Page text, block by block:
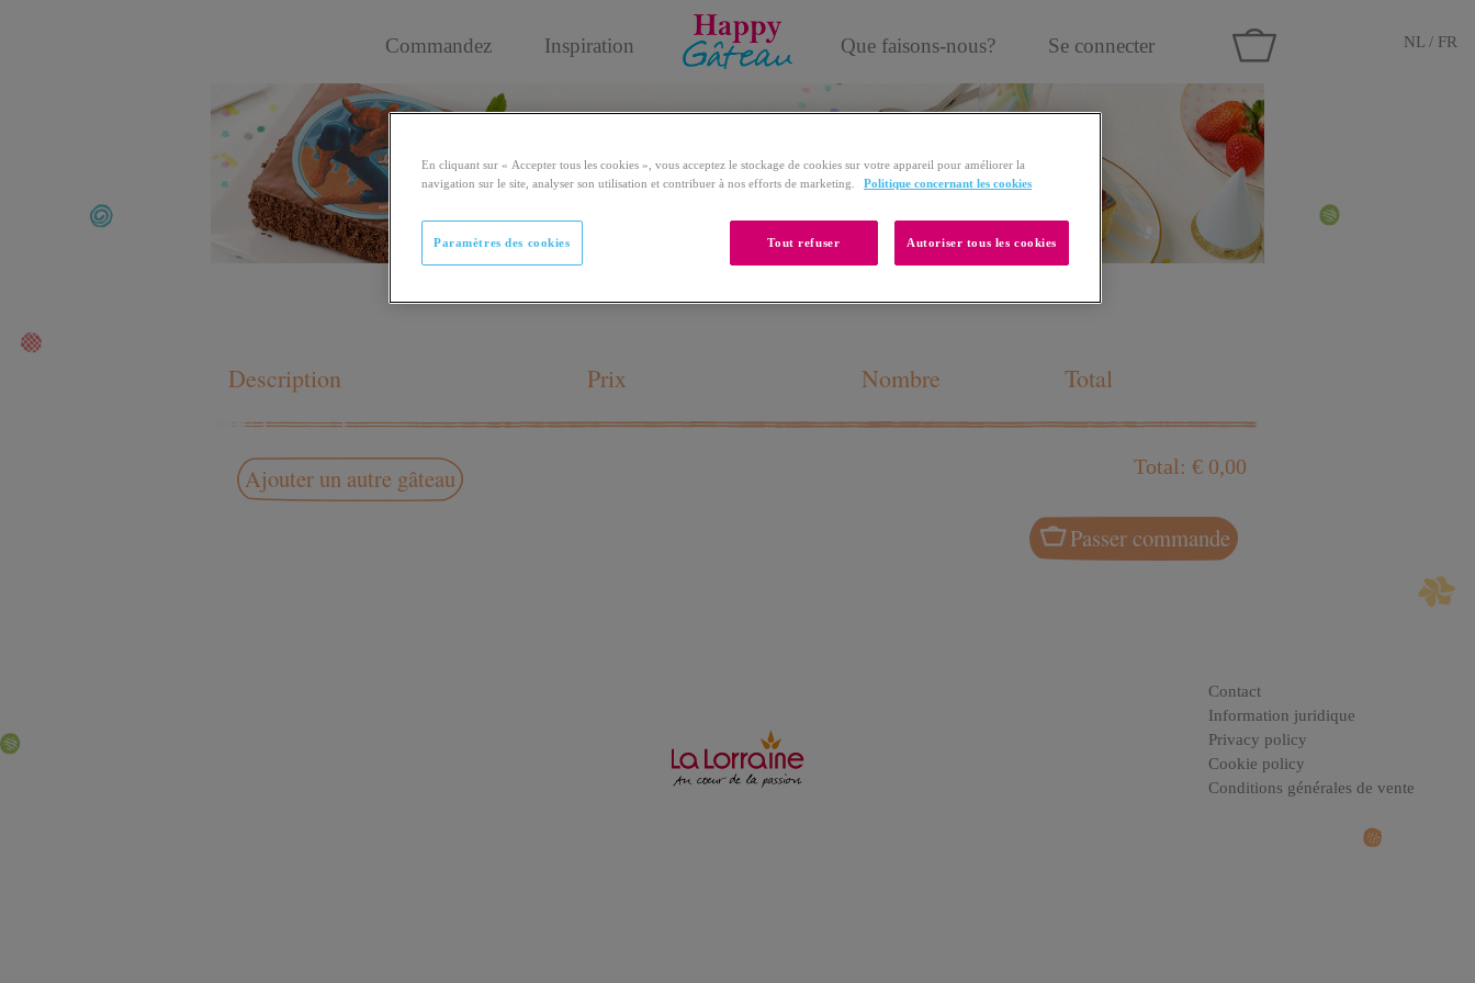
NL / FR
Commandez Inspiration Que faisons-nous? Se connecter
Panier
Description Prix Nombre Total
Ajouter un autre gâteau Total: € 0,00
Passer commande
Contact
Information juridique
Privacy policy
Cookie policy
Conditions générales de vente
En cliquant sur « Accepter tous les cookies », vous acceptez le stockage de cookies sur votre appareil pour améliorer la
navigation sur le site, analyser son utilisation et contribuer à nos efforts de marketing.
Politique concernant les cookies
Tout refuser Autoriser tous les cookies
Paramètres des cookies